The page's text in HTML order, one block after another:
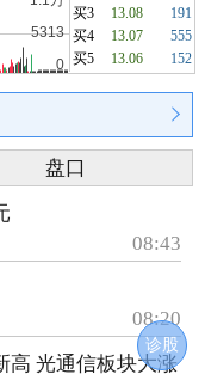
买3
13.08
191
买4
13.07
555
买5
13.06 152
诊股
盘口
08:43
08:20
高 光通信板块大涨